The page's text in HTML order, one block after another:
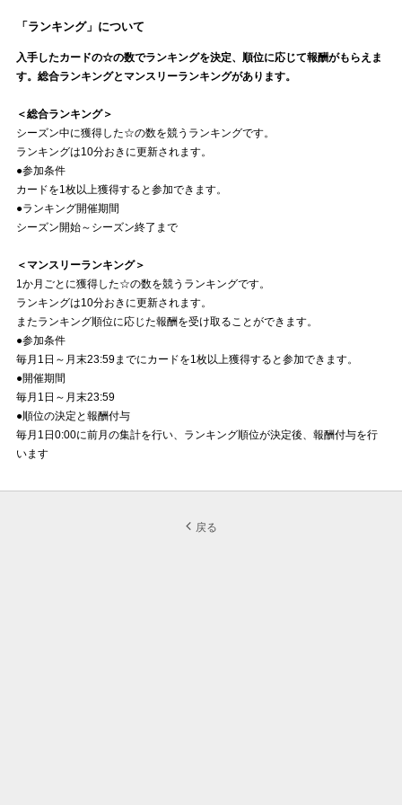
「ランキング」について
入手したカードの☆の数でランキングを決定、順位に応じて報酬がもらえま
す。総合ランキングとマンスリーランキングがあります。
＜総合ランキング＞
シーズン中に獲得した☆の数を競うランキングです。
ランキングは10分おきに更新されます。
●参加条件
カードを1枚以上獲得すると参加できます。
●ランキング開催期間
シーズン開始～シーズン終了まで
＜マンスリーランキング＞
1か月ごとに獲得した☆の数を競うランキングです。
ランキングは10分おきに更新されます。
またランキング順位に応じた報酬を受け取ることができます。
●参加条件
毎月1日～月末23:59までにカードを1枚以上獲得すると参加できます。
●開催期間
毎月1日～月末23:59
●順位の決定と報酬付与
毎月1日0:00に前月の集計を行い、ランキング順位が決定後、報酬付与を行
います
戻る